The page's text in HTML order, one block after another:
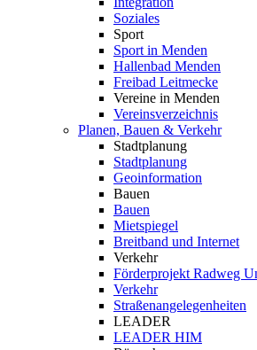
Soziales
Sport
Sport in Menden
Hallenbad Menden
Freibad Leitmecke
Vereine in Menden
Vereinsverzeichnis
Planen, Bauen & Verkehr
Stadtplanung
Stadtplanung
Geoinformation
Bauen
Bauen
Mietspiegel
Breitband und Internet
Verkehr
Förderprojekt Radweg
Verkehr
Straßenangelegenheiten
LEADER
LEADER HIM